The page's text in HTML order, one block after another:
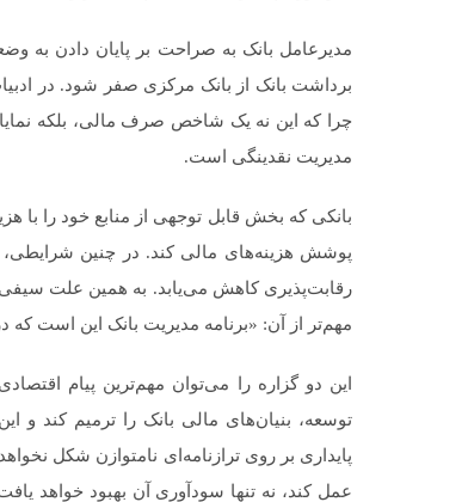
مدیرعامل بانک به صراحت بر پایان دادن به
برداشت بانک از بانک مرکزی صفر شود. در
چرا که این نه یک شاخص صرف مالی، بلکه
مدیریت نقدینگی است.
بانکی که بخش قابل توجهی از منابع خود را با
پوشش هزینه‌های مالی کند. در چنین
رقابت‌پذیری کاهش می‌یابد. به همین علت
مهم‌تر از آن: «برنامه مدیریت بانک این است
این دو گزاره را می‌توان مهم‌ترین پیام
توسعه، بنیان‌های مالی بانک را ترمیم کند و
پایداری بر روی ترازنامه‌ای نامتوازن شکل
عمل کند، نه تنها سودآوری آن بهبود خواهد